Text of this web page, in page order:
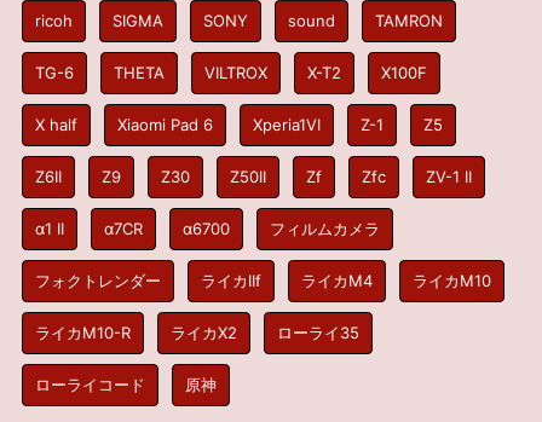
ricoh SIGMA SONY sound TAMRON
TG-6 THETA VILTROX X-T2 X100F
X half Xiaomi Pad 6 Xperia1VI Z-1 Z5
Z6II Z9 Z30 Z50II Zf Zfc ZV-1 II
α1 II α7CR α6700 フィルムカメラ
フォクトレンダー ライカIIf ライカM4 ライカM10
ライカM10-R ライカX2 ローライ35
ローライコード 原神